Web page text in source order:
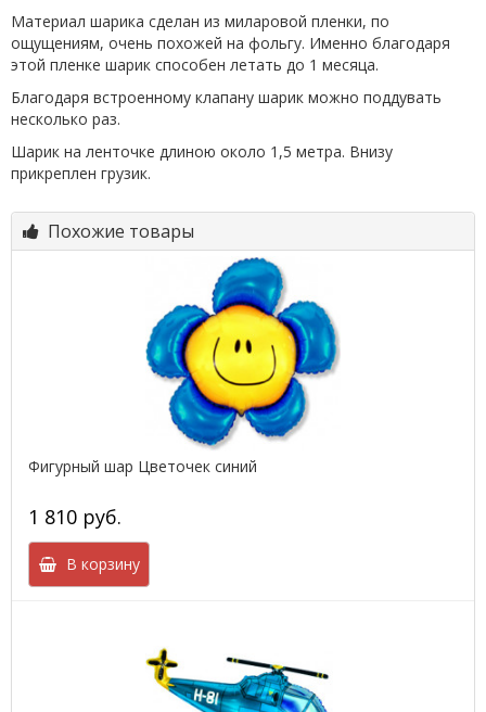
Материал шарика сделан из миларовой пленки, по
ощущениям, очень похожей на фольгу. Именно благодаря
этой пленке шарик способен летать до 1 месяца.
Благодаря встроенному клапану шарик можно поддувать
несколько раз.
Шарик на ленточке длиною около 1,5 метра. Внизу
прикреплен грузик.
Похожие товары
Фигурный шар Цветочек синий
1 810 руб.
В корзину